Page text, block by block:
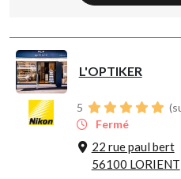
L'OPTIKER
5
Fermé
22 rue paul bert
56100 LORIENT